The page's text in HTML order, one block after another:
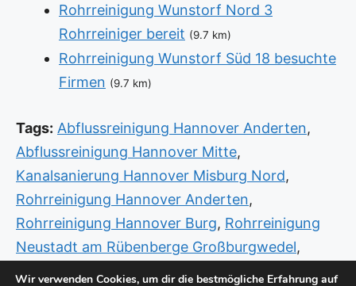
Rohrreinigung Wunstorf Nord 3
Rohrreiniger bereit (9.7 km)
Rohrreinigung Wunstorf Süd 18 besuchte
Firmen (9.7 km)
Tags: Abflussreinigung Hannover Anderten,
Abflussreinigung Hannover Mitte,
Kanalsanierung Hannover Misburg Nord,
Rohrreinigung Hannover Anderten,
Rohrreinigung Hannover Burg, Rohrreinigung
Neustadt am Rübenberge Großburgwedel,
Sanitär Hannover Anderten
Sanitär Hannover
Wir verwenden Cookies, um dir die bestmögliche Erfahrung auf